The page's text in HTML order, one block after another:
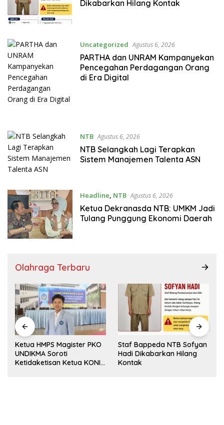
Dikabarkan Hilang Kontak
Uncategorized Agustus 6, 2026
PARTHA dan UNRAM Kampanyekan
Pencegahan Perdagangan Orang
NTB Agustus 6, 2026
NTB Selangkah Lagi Terapkan
Sistem Manajemen Talenta ASN
Headline, NTB Agustus 6, 2026
Ketua Dekranasda NTB: UMKM Jadi
Tulang Punggung Ekonomi Daerah
Olahraga Terbaru
Staf Bappeda NTB Sofyan
Hadi Dikabarkan Hilang
Kontak
PARTHA dan UNRAM
Kampanyekan
Pencegahan Perdagangan